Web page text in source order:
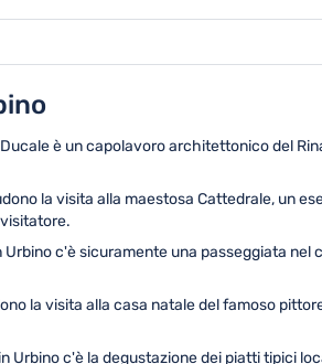
è un capolavoro architettonico del
la visita alla maestosa Cattedrale, un
Urbino c'è sicuramente una passeggiata
la visita alla casa natale del famoso
Urbino c'è la degustazione dei piatti tipici